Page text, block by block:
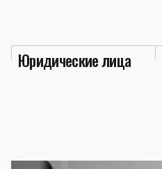
Юридические лица